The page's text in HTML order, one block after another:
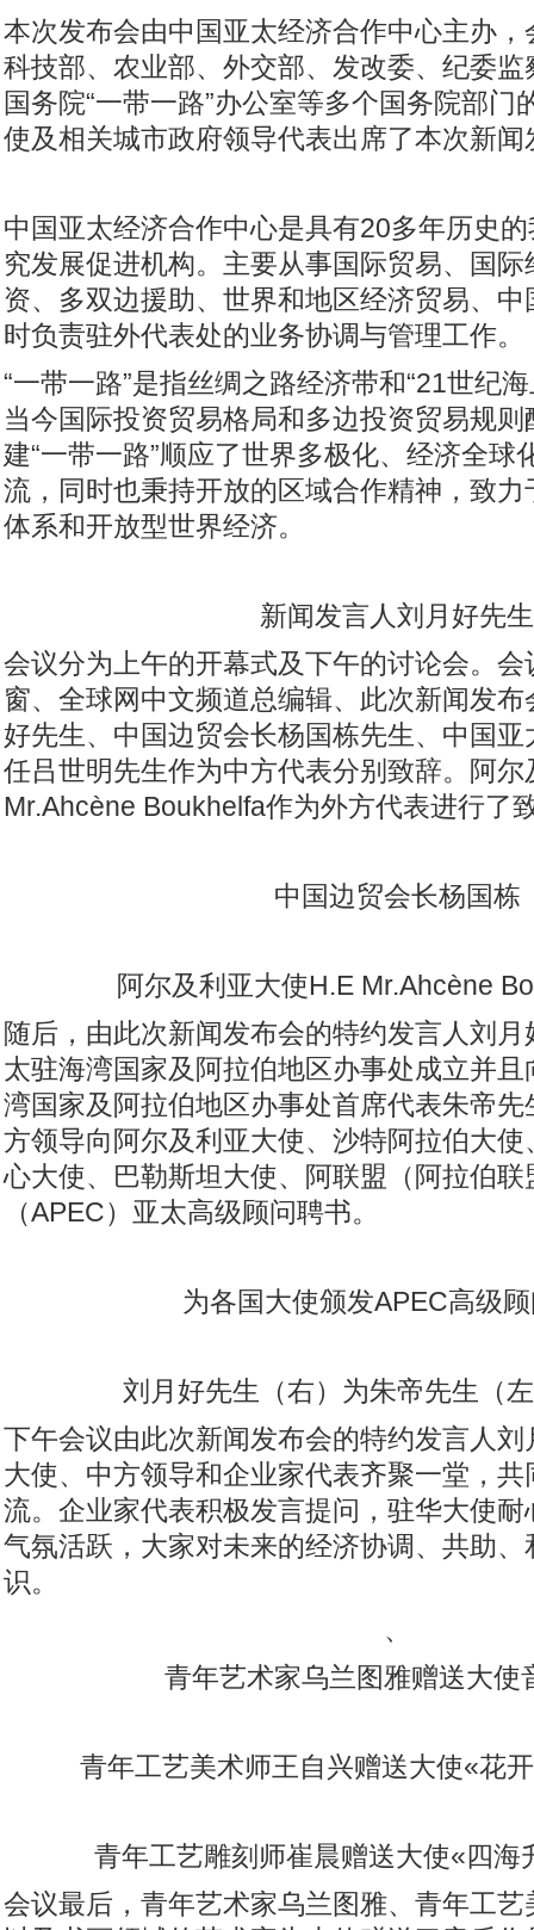
本次发布会由中国亚太经济合作中心主办
科技部、农业部、外交部、发改委、纪委
国务院“一带一路”办公室等多个国务院部门
使及相关城市政府领导代表出席了本次新闻
中国亚太经济合作中心是具有20多年历史
究发展促进机构。主要从事国际贸易、国
资、多双边援助、世界和地区经济贸易、
时负责驻外代表处的业务协调与管理工作。
“一带一路”是指丝绸之路经济带和“21世纪
当今国际投资贸易格局和多边投资贸易规
建“一带一路”顺应了世界多极化、经济全球
流，同时也秉持开放的区域合作精神，致
体系和开放型世界经济。
新闻发言人刘月好先生
会议分为上午的开幕式及下午的讨论会。
窗、全球网中文频道总编辑、此次新闻发
好先生、中国边贸会长杨国栋先生、中国
任吕世明先生作为中方代表分别致辞。阿尔
Mr.Ahcène Boukhelfa作为外方代表进行了
中国边贸会长杨国栋
阿尔及利亚大使H.E Mr.Ahcène
随后，由此次新闻发布会的特约发言人刘
太驻海湾国家及阿拉伯地区办事处成立并
湾国家及阿拉伯地区办事处首席代表朱帝
方领导向阿尔及利亚大使、沙特阿拉伯大
心大使、巴勒斯坦大使、阿联盟（阿拉伯
（APEC）亚太高级顾问聘书。
为各国大使颁发APEC高级
刘月好先生（右）为朱帝先生（
下午会议由此次新闻发布会的特约发言人
大使、中方领导和企业家代表齐聚一堂，
流。企业家代表积极发言提问，驻华大使
气氛活跃，大家对未来的经济协调、共助
识。
、
青年艺术家乌兰图雅赠送大使
青年工艺美术师王自兴赠送大使«花
青年工艺雕刻师崔晨赠送大使«四海
会议最后，青年艺术家乌兰图雅、青年工